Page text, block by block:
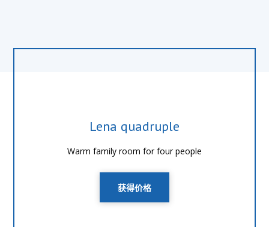
Lena quadruple
Warm family room for four people
获得价格